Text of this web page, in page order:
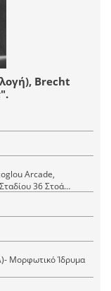
Brecht
Μορφωτικό Ίδρυμα